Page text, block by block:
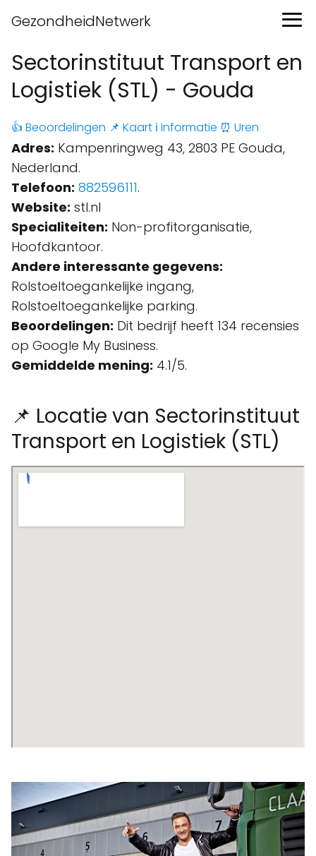
GezondheidNetwerk
Sectorinstituut Transport en
Logistiek (STL) - Gouda
👍 Beoordelingen 📌 Kaart ℹ️ Informatie ⏰ Uren
Adres: Kampenringweg 43, 2803 PE Gouda,
Nederland.
Telefoon: 882596111.
Website: stl.nl
Specialiteiten: Non-profitorganisatie,
Hoofdkantoor.
Andere interessante gegevens:
Rolstoeltoegankelijke ingang,
Rolstoeltoegankelijke parking.
Beoordelingen: Dit bedrijf heeft 134 recensies
op Google My Business.
Gemiddelde mening: 4.1/5.
📌 Locatie van Sectorinstituut
Transport en Logistiek (STL)